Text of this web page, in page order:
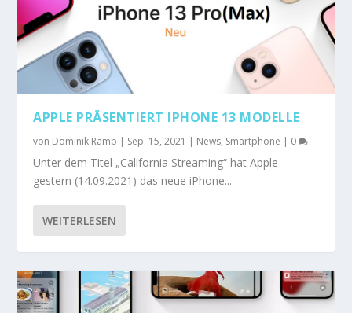
APPLE PRÄSENTIERT IPHONE 13 MODELLE
von Dominik Ramb | Sep. 15, 2021 | News, Smartphone | 0
Unter dem Titel „California Streaming“ hat Apple
gestern (14.09.2021) das neue iPhone...
WEITERLESEN